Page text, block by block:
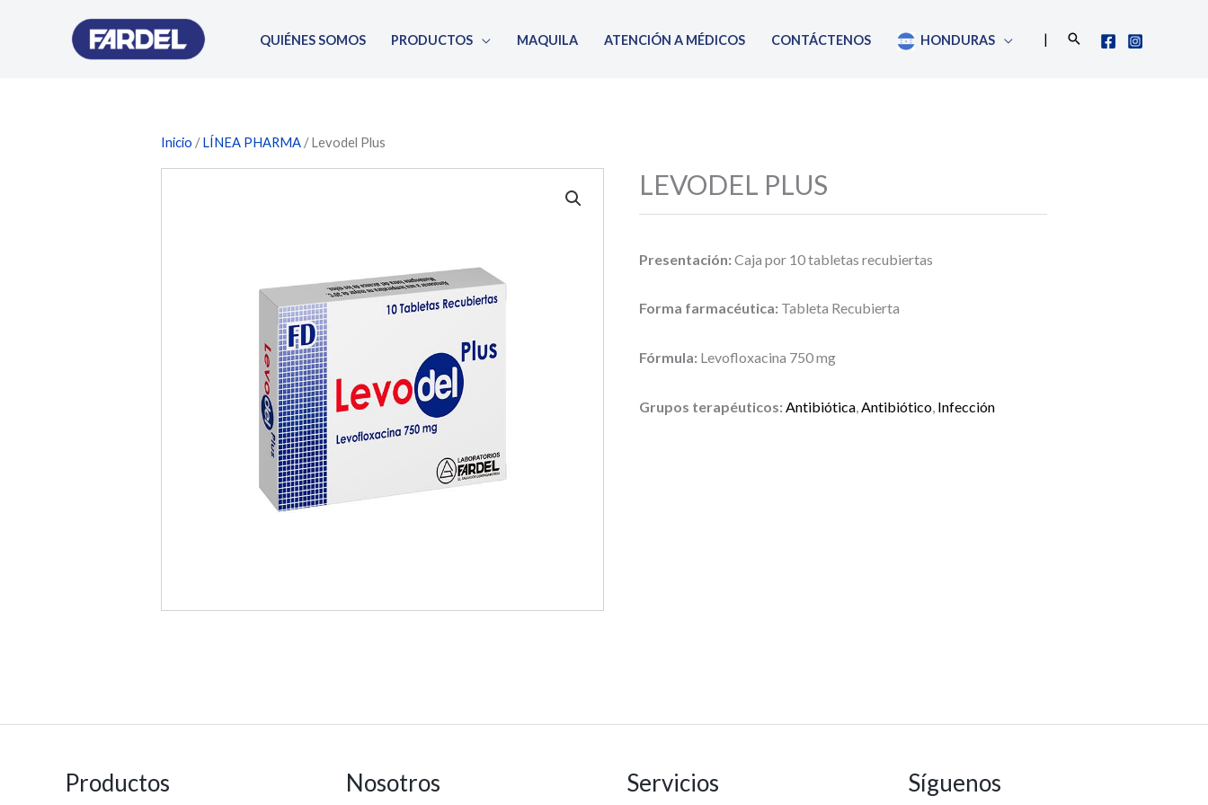
QUIÉNES SOMOS PRODUCTOS MAQUILA ATENCIÓN A MÉDICOS CONTÁCTENOS HONDURAS | Buscar
Inicio /LÍNEA PHARMA/ Levodel Plus
LEVODEL PLUS
Presentación:Caja por 10 tabletas recubiertas
Forma farmacéutica: Tableta Recubierta
Fórmula: Levofloxacina 750 mg
Grupos terapéuticos: Antibiótica Antibiótico Infección
Productos Nosotros Servicios Síguenos